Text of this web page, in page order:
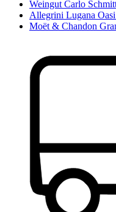
Weingut Carlo
Allegrini Lugana
Moët & Chandon